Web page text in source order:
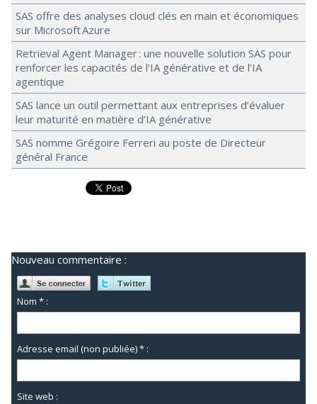
SAS offre des analyses cloud clés en main et économiques
sur Microsoft Azure
Retrieval Agent Manager : une nouvelle solution SAS pour
renforcer les capacités de l’IA générative et de l’IA
agentique
SAS lance un outil permettant aux entreprises d’évaluer
leur maturité en matière d’IA générative
SAS nomme Grégoire Ferreri au poste de Directeur
général France
Nouveau commentaire :
Nom * :
Adresse email (non publiée) * :
Site web :